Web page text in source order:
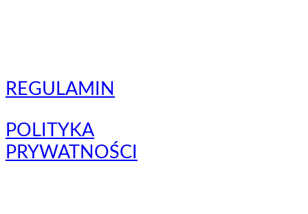
REGULAMIN
POLITYKA
PRYWATNOŚCI